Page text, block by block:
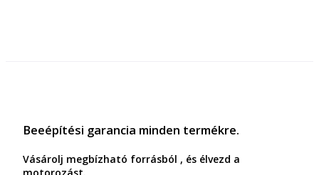
Beeépítési garancia minden termékre.
Vásárolj megbízható forrásból , és élvezd a